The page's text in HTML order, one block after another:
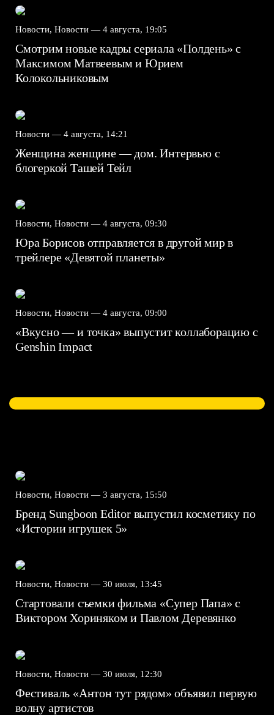
Новости, Новости — 4 августа, 19:05
Смотрим новые кадры сериала «Полдень» с
Максимом Матвеевым и Юрием
Колокольниковым
Новости — 4 августа, 14:21
Женщина женщине — дом. Интервью с
блогеркой Ташей Тейл
Новости, Новости — 4 августа, 09:30
Юра Борисов отправляется в другой мир в
трейлере «Девятой планеты»
Новости, Новости — 4 августа, 09:00
«Вкусно — и точка» выпустит коллаборацию с
Genshin Impact⁠⁠
Новости, Новости — 3 августа, 15:50
Бренд Sungboon Editor выпустил косметику по
«Истории игрушек 5»
Новости, Новости — 30 июля, 13:45
Стартовали съемки фильма «Супер Папа» с
Виктором Хориняком и Павлом Деревянко
Новости, Новости — 30 июля, 12:30
Фестиваль «Антон тут рядом» объявил первую
волну артистов